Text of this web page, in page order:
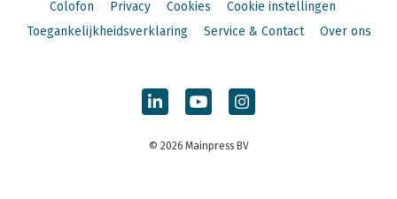
Colofon
Privacy Cookies
Cookie instellingen
Toegankelijkheidsverklaring
Service & Contact Over ons
© 2026 Mainpress BV